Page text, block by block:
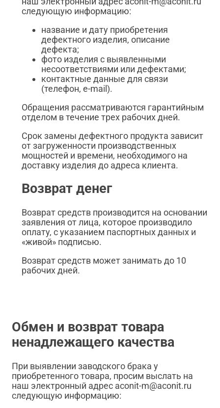
следующую информацию:
название и дату приобретения
дефектного изделия, описание
дефекта;
фото изделия с выявленными
несоответствиями или дефектами;
контактные данные для связи
(телефон, e-mail).
Обращения рассматриваются гарантийным
отделом в течение трех рабочих дней.
Срок замены дефектного продукта зависит
от загруженности производственных
мощностей и времени, необходимого на
доставку изделия до адреса клиента.
Возврат денег
Возврат средств производится на основании
заявления от лица, которое производило
оплату, с указанием паспортных данных и
«живой» подписью.
Возврат средств может занимать до 10
рабочих дней.
Обмен и возврат товара
ненадлежащего качества
При выявлении заводского брака у
приобретенного товара, просим выслать на
наш электронный адрес aconit-m@aconit.ru
следующую информацию: